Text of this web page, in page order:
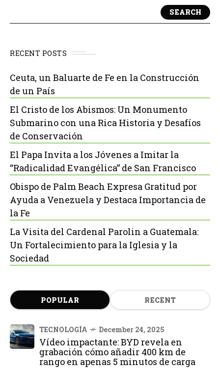
SEARCH
RECENT POSTS
Ceuta, un Baluarte de Fe en la Construcción
de un País
El Cristo de los Abismos: Un Monumento
Submarino con una Rica Historia y Desafíos
de Conservación
El Papa Invita a los Jóvenes a Imitar la
“Radicalidad Evangélica” de San Francisco
Obispo de Palm Beach Expresa Gratitud por
Ayuda a Venezuela y Destaca Importancia de
la Fe
La Visita del Cardenal Parolin a Guatemala:
Un Fortalecimiento para la Iglesia y la
Sociedad
POPULAR RECENT
TECNOLOGÍA December 24, 2025
Vídeo impactante: BYD revela en
grabación cómo añadir 400 km de
rango en apenas 5 minutos de carga